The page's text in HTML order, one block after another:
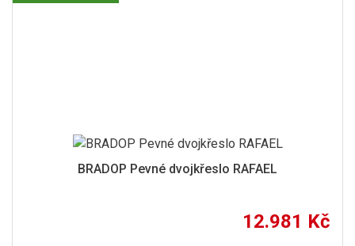
BRADOP Pevné dvojkřeslo RAFAEL
12.981 Kč